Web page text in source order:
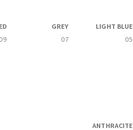
LIGHT BLUE
05
GREY
07
ANTHRACITE